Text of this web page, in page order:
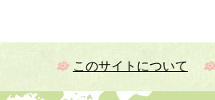
このサイトについて